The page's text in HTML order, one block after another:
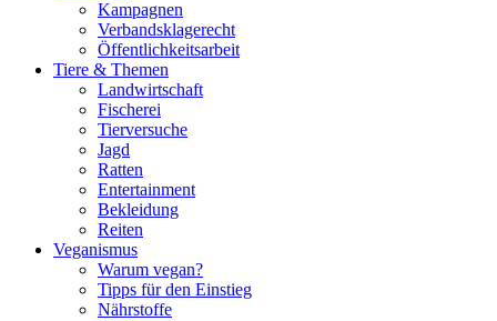
Kampagnen
Verbandsklagerecht
Öffentlichkeitsarbeit
Tiere & Themen
Landwirtschaft
Fischerei
Tierversuche
Jagd
Ratten
Entertainment
Bekleidung
Reiten
Veganismus
Warum vegan?
Tipps für den Einstieg
Nährstoffe